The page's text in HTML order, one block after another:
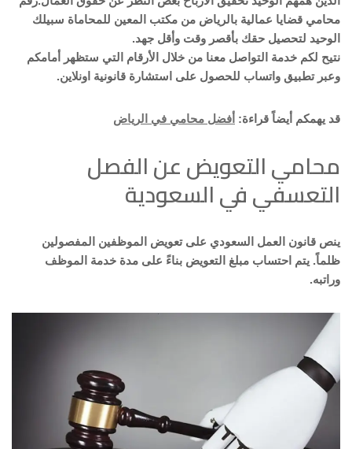
محامي قضايا عمالية بالرياض من مكتب المعين للمحاماة سبيلك
الوحيد لتحصيل حقك بأقصر وقت وأقل جهد.
نتيح لكم خدمة التواصل معنا من خلال الأرقام التي ستظهر أمامكم
وعبر تطبيق واتساب للحصول على استشارة قانونية اونلاين.
قد يهمكم أيضاً قراءة: أفضل محامي في الرياض
محامي التعويض عن الفصل
التعسفي في السعودية
ينص قانون العمل السعودي على تعويض الموظفين المفصولين
ظلماً. يتم احتساب مبلغ التعويض بناءً على مدة خدمة الموظف
وراتبه.